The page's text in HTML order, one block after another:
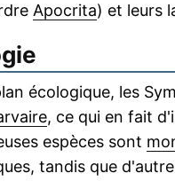
Apocrita) et leurs
écologique, les
, ce qui en fait
espèces sont
tandis que